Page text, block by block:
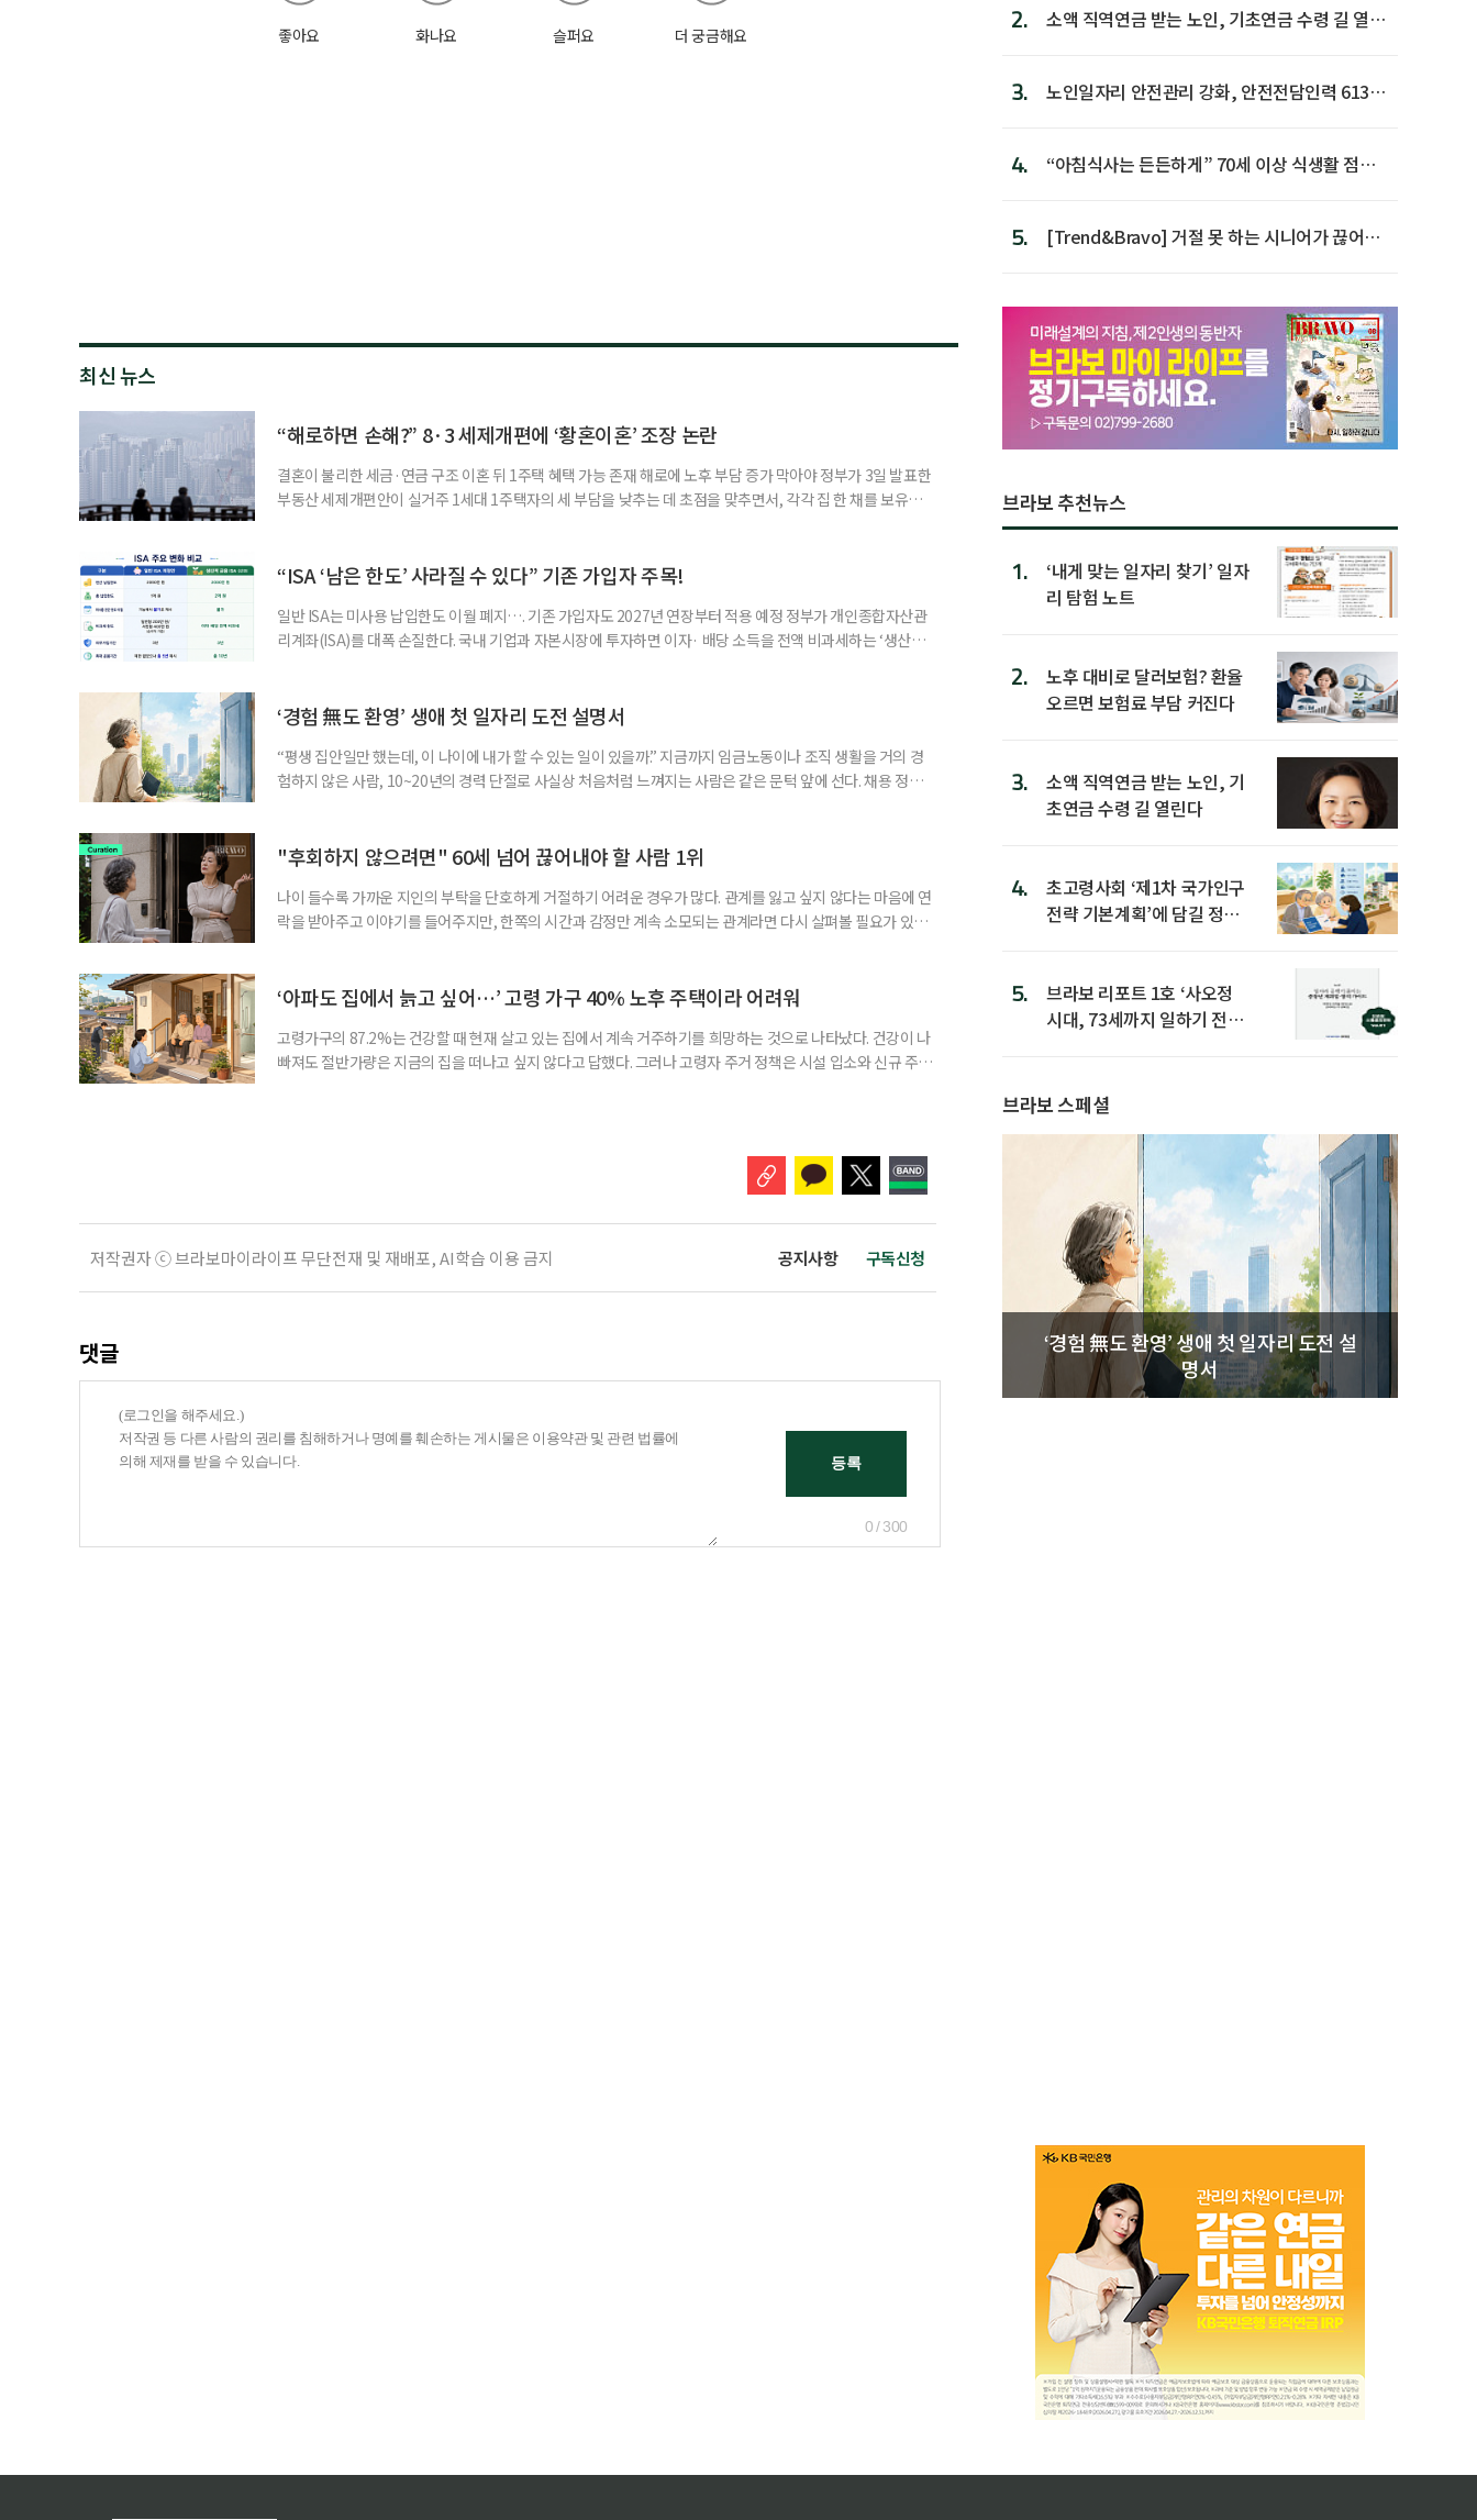
좋아요 화나요 슬퍼요 더 궁금해요
최신 뉴스
“해로하면 손해?” 8·3 세제개편에 ‘황혼이혼’ 조장 논란
결혼이 불리한 세금·연금 구조 이혼 뒤 1주택 혜택 가능 존재 해로에 노후 부담 증가 막아야 정부가 3일 발표한
부동산 세제개편안이 실거주 1세대 1주택자의 세 부담을 낮추는 데 초점을 맞추면서, 각각 집 한 채를 보유한
부가 각자 집 한 채씩을 보유하면 한 세대가 두 채를 가진 것으로 보지만, 실제 이혼해 주거와 생계를 분
“ISA ‘남은 한도’ 사라질 수 있다” 기존 가입자 주목!
일반 ISA는 미사용 납입한도 이월 폐지…. 기존 가입자도 2027년 연장부터 적용 예정 정부가 개인종합자산관
리계좌(ISA)를 대폭 손질한다. 국내 기업과 자본시장에 투자하면 이자· 배당 소득을 전액 비과세하는 ‘생산적
기 때문이다. 지난 3일 발표된 세제개편안이 국회 통과 후 그대로 시행된다면 법 시행 전 본
‘경험 無도 환영’ 생애 첫 일자리 도전 설명서
“평생 집안일만 했는데, 이 나이에 내가 할 수 있는 일이 있을까.” 지금까지 임금노동이나 조직 생활을 거의 경
험하지 않은 사람, 10~20년의 경력 단절로 사실상 처음처럼 느껴지는 사람은 같은 문턱 앞에 선다. 채용 정보를
경험이 풍부한 고령자는 중요한 국가 자원이다. 박경하 한국노인인력개발원 선임연구위
"후회하지 않으려면" 60세 넘어 끊어내야 할 사람 1위
나이 들수록 가까운 지인의 부탁을 단호하게 거절하기 어려운 경우가 많다. 관계를 잃고 싶지 않다는 마음에 연
락을 받아주고 이야기를 들어주지만, 한쪽의 시간과 감정만 계속 소모되는 관계라면 다시 살펴볼 필요가 있다.
게 여기며, 거절하는 순간 태도를 바꾸는 행동도 건강한 관계와는 거리가 멀다. 믿고 털어놓은 개인사나 약점을
‘아파도 집에서 늙고 싶어…’ 고령 가구 40% 노후 주택이라 어려워
고령가구의 87.2%는 건강할 때 현재 살고 있는 집에서 계속 거주하기를 희망하는 것으로 나타났다. 건강이 나
빠져도 절반가량은 지금의 집을 떠나고 싶지 않다고 답했다. 그러나 고령자 주거 정책은 시설 입소와 신규 주택
저작권자 ⓒ 브라보마이라이프 무단전재 및 재배포, AI학습 이용 금지 공지사항 구독신청
댓글
0 / 300
2.
소액 직역연금 받는 노인, 기초연금 수령 길 열린
3.
노인일자리 안전관리 강화, 안전전담인력 613명
4.
“아침식사는 든든하게” 70세 이상 식생활 점수
5.
[Trend&Bravo] 거절 못 하는 시니어가 끊어야
브라보 추천뉴스
1.
‘내게 맞는 일자리 찾기’ 일자
리 탐험 노트
2.
노후 대비로 달러보험? 환율
오르면 보험료 부담 커진다
3.
소액 직역연금 받는 노인, 기
초연금 수령 길 열린다
4.
초고령사회 ‘제1차 국가인구
전략 기본계획’에 담길 정책
5.
브라보 리포트 1호 ‘사오정
시대, 73세까지 일하기 전략’
브라보 스페셜
‘경험 無도 환영’ 생애 첫 일자리 도전 설
명서